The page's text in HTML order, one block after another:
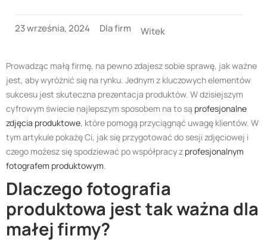
23 września, 2024 Dla firm Witek
Prowadząc małą firmę, na pewno zdajesz sobie sprawę, jak ważne
jest, aby wyróżnić się na rynku. Jednym z kluczowych elementów
sukcesu jest skuteczna prezentacja produktów. W dzisiejszym
cyfrowym świecie najlepszym sposobem na to są profesjonalne
zdjęcia produktowe, które pomogą przyciągnąć uwagę klientów. W
tym artykule pokażę Ci, jak się przygotować do sesji zdjęciowej i
czego możesz się spodziewać po współpracy z profesjonalnym
fotografem produktowym.
Dlaczego fotografia
produktowa jest tak ważna dla
małej firmy?